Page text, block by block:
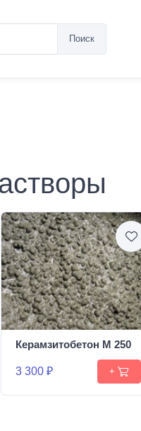
Поиск
Керамзитобетон М 250
3 300 ₽ +